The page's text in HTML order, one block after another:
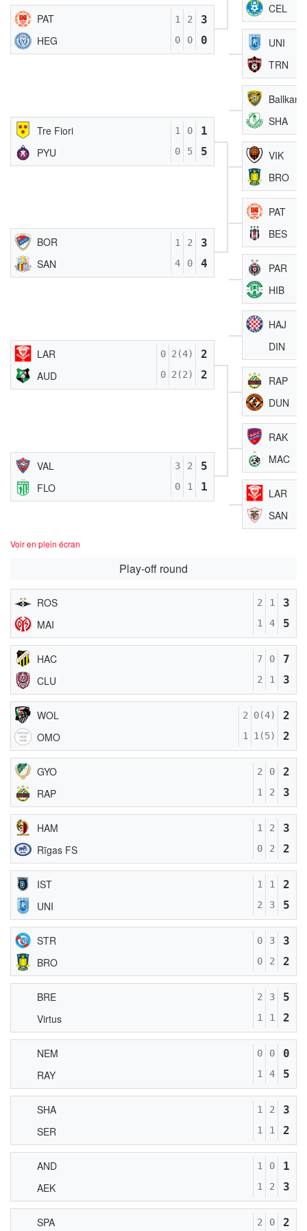
PAT
HEG
1
0
2
0
3
0
Tre Fiori
PYU
1
0
0
5
1
5
BOR
SAN
1
4
2
0
3
4
LAR
AUD
0
0
2(4)
2(2)
2
2
VAL
FLO
3
0
2
1
5
1
CEL
UNI
TRN
Ballkani
SHA
VIK
BRO
PAT
BES
PAR
HIB
HAJ
DIN
RAP
DUN
RAK
MAC
LAR
SAN
Voir en plein écran
Play-off round
ROS
MAI
2
1
1
4
3
5
HAC
CLU
7
2
0
1
7
3
WOL
OMO
2
1
0(4)
1(5)
2
2
GYO
RAP
2
1
0
2
2
3
HAM
Rīgas FS
1
0
2
2
3
2
IST
UNI
1
2
1
3
2
5
STR
BRO
0
0
3
2
3
2
BRE
Virtus
2
1
3
1
5
2
NEM
RAY
0
1
0
4
0
5
SHA
SER
1
1
2
1
3
2
AND
AEK
1
1
0
2
1
3
SPA 2 0 2